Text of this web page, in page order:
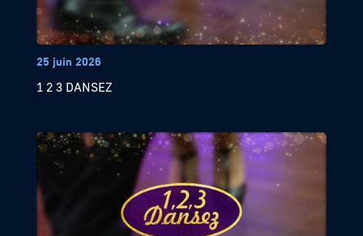
25 juin 2026
1 2 3 DANSEZ